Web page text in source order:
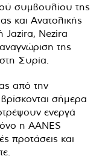
συμβουλίου της
και Ανατολικής
Jazira, Nezira
της
στη Συρία.
από την
σήμερα
ενεργά
η AANES
προτάσεις και